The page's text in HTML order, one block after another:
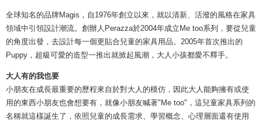
全球知名的品牌Magis，自1976年創立以來，就以清新、活潑的風格在家具
領域中引領設計潮流。創辦人Perazza於2004年成立Me too系列，要從兒童
的角度出發，去設計每一個更貼合兒童的家具用品。2005年首次推出的
Puppy，超級可愛的造型一推出就掀起風潮，大人小孩都愛不釋手。
大人有的我也要
小朋友在成長最重要的歷程來自於對大人的模仿，因此大人能夠擁有或使
用的東西小朋友也會想要有，就像小朋友喊著"Me too"，這兒童家具系列的
名稱就這樣誕生了，依照兒童的成長需求、學習概念、心理層面還有使用